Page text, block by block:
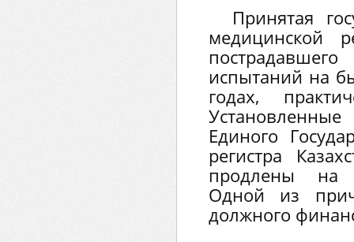
Принятая
медицинской
испытаний на
годах,
Единого
регистра
продлены на
Одной из
должного